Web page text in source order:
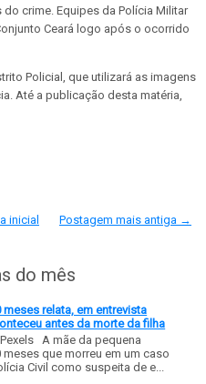
crime. Equipes da Polícia Militar
Ceará logo após o ocorrido
Policial, que utilizará as imagens
Até a publicação desta matéria,
Postagem mais antiga →
inicial
do mês
meses relata, em entrevista
antes da morte da filha
A mãe da pequena
meses que morreu em um caso
Civil como suspeita de e...